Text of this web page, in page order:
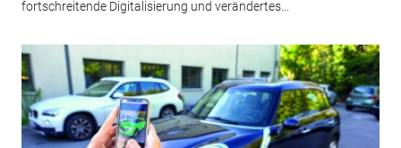
fortschreitende Digitalisierung und verändertes...